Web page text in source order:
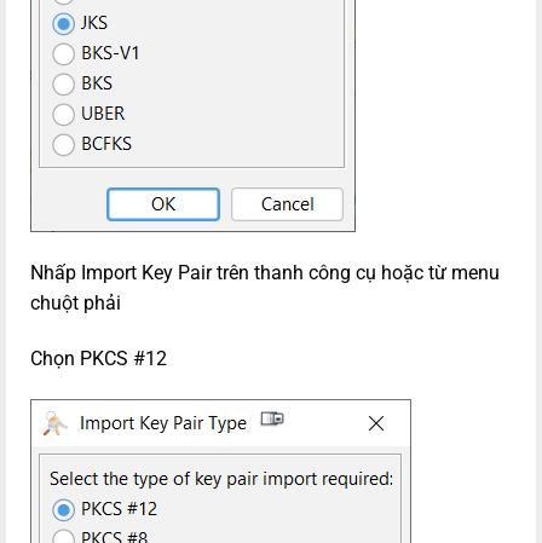
Nhấp Import Key Pair trên thanh công cụ hoặc từ menu
chuột phải
Chọn PKCS #12